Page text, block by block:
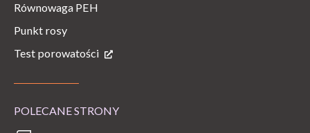
Równowaga PEH
Punkt rosy
Test porowatości
POLECANE STRONY